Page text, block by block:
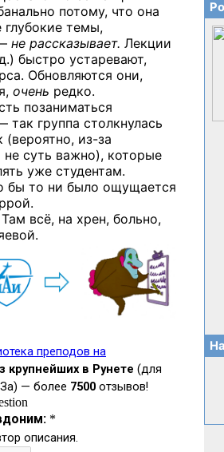
потому, что она
глубокие темы,
не рассказывает. Лекции
быстро устаревают,
Обновляются они,
очень редко.
позаниматься
группа столкнулась
из-за
не суть важно), которые
уже студентам.
бы то ни было ощущается
всё, на хрен, больно,